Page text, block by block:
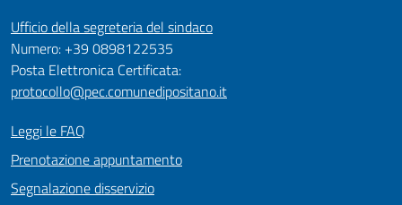
Ufficio della segreteria del sindaco
Numero: +39 0898122535
Posta Elettronica Certificata:
protocollo@pec.comunedipositano.it
Leggi le FAQ
Prenotazione appuntamento
Segnalazione disservizio